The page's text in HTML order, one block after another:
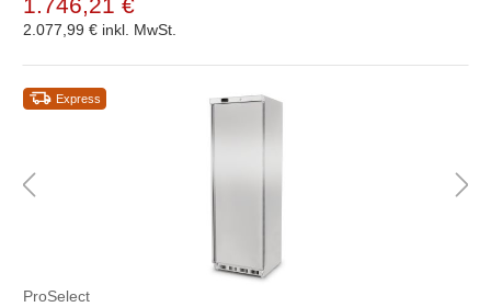
2.077,99 € inkl. MwSt.
Express
ProSelect